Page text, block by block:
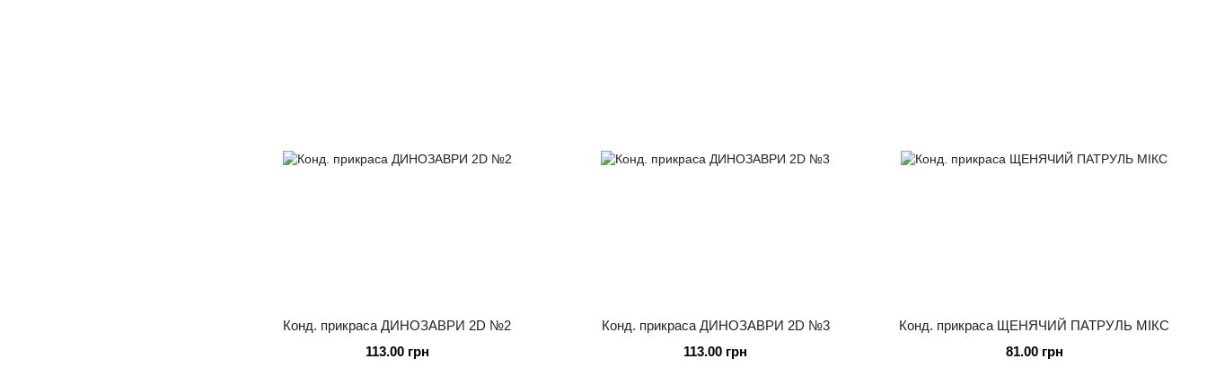
Конд. прикраса ДИНОЗАВРИ 2D №2
113.00 грн
Конд. прикраса ДИНОЗАВРИ 2D №3
113.00 грн
Конд. прикраса ЩЕНЯЧИЙ ПАТРУЛЬ МІКС
81.00 грн